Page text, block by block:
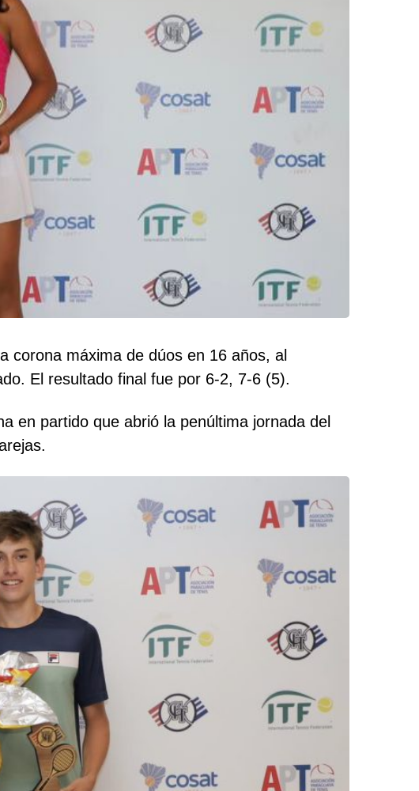
corona máxima de dúos en 16 años, al
El resultado final fue por 6-2, 7-6 (5).
en partido que abrió la penúltima jornada del